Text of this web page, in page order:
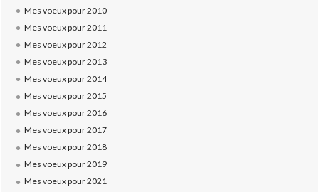
Mes voeux pour 2010
Mes voeux pour 2011
Mes voeux pour 2012
Mes voeux pour 2013
Mes voeux pour 2014
Mes voeux pour 2015
Mes voeux pour 2016
Mes voeux pour 2017
Mes voeux pour 2018
Mes voeux pour 2019
Mes voeux pour 2021